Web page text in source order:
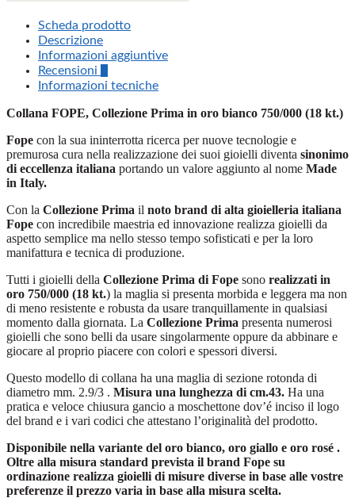
Scheda prodotto
Descrizione
Informazioni aggiuntive
Recensioni
Informazioni tecniche
Collana FOPE, Collezione Prima in oro bianco 750/000 (18 kt.)
Fope con la sua ininterrotta ricerca per nuove tecnologie e
premurosa cura nella realizzazione dei suoi gioielli diventa sinonimo
di eccellenza italiana portando un valore aggiunto al nome Made
in Italy.
Con la Collezione Prima il noto brand di alta gioielleria italiana
Fope con incredibile maestria ed innovazione realizza gioielli da
aspetto semplice ma nello stesso tempo sofisticati e per la loro
manifattura e tecnica di produzione.
Tutti i gioielli della Collezione Prima di Fope sono realizzati in
oro 750/000 (18 kt.) la maglia si presenta morbida e leggera ma non
di meno resistente e robusta da usare tranquillamente in qualsiasi
momento dalla giornata. La Collezione Prima presenta numerosi
gioielli che sono belli da usare singolarmente oppure da abbinare e
giocare al proprio piacere con colori e spessori diversi.
Questo modello di collana ha una maglia di sezione rotonda di
diametro mm. 2.9/3 . Misura una lunghezza di cm.43. Ha una
pratica e veloce chiusura gancio a moschettone dov’é inciso il logo
del brand e i vari codici che attestano l’originalità del prodotto.
Disponibile nella variante del oro bianco, oro giallo e oro rosé .
Oltre alla misura standard prevista il brand Fope su
ordinazione realizza gioielli di misure diverse in base alle vostre
preferenze il prezzo varia in base alla misura scelta.